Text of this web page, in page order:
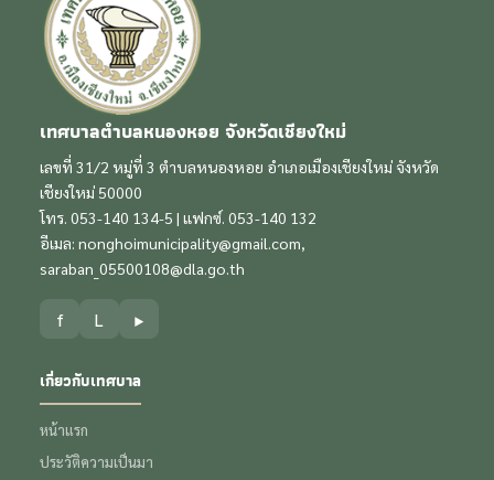
เทศบาลตำบลหนองหอย จังหวัดเชียงใหม่
เลขที่ 31/2 หมู่ที่ 3 ตำบลหนองหอย อำเภอเมืองเชียงใหม่ จังหวัด
เชียงใหม่ 50000
โทร. 053-140 134-5 | แฟกซ์. 053-140 132
อีเมล: nonghoimunicipality@gmail.com,
saraban_05500108@dla.go.th
f L ▶
เกี่ยวกับเทศบาล
หน้าแรก
ประวัติความเป็นมา